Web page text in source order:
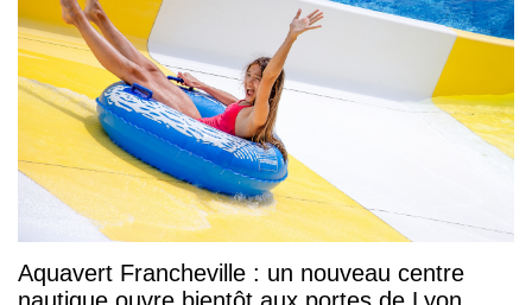
Aquavert Francheville : un nouveau centre